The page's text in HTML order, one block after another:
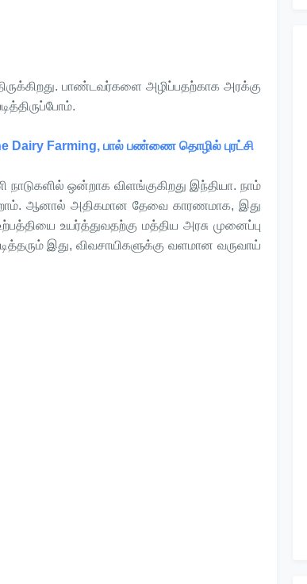
பாண்டவர்களை அழிப்பதற்காக அரக்கு
Dairy Farming, பால் பண்ணை தொழில் புரட்சி
ஒன்றாக விளங்குகிறது இந்தியா. நாம்
ஆனால் அதிகமான தேவை காரணமாக, இது
உயர்த்துவதற்கு மத்திய அரசு முனைப்பு
இது, விவசாயிகளுக்கு வளமான வருவாய்